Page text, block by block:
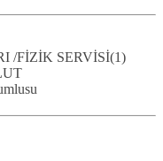
/FİZİK SERVİSİ(1)